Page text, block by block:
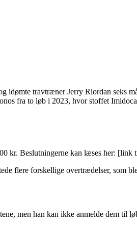
travtræner Jerry Riordan seks
fra to løb i 2023, hvor stoffet
kr. Beslutningerne kan læses her:
flere forskellige overtrædelser, som
men han kan ikke anmelde dem til